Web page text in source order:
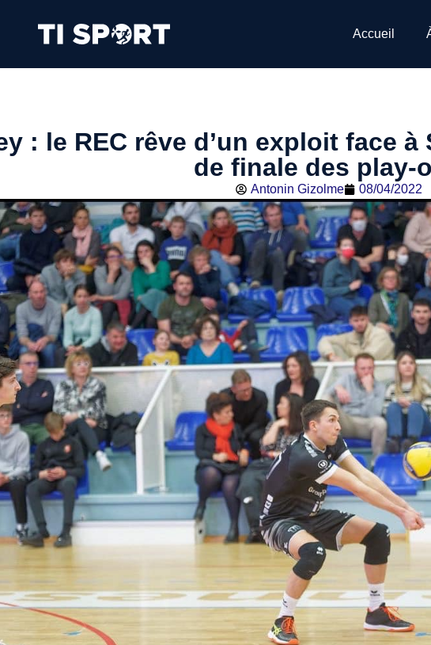
Accueil
: le REC rêve d’un exploit face
de finale des play-
Antonin Gizolme 08/04/2022